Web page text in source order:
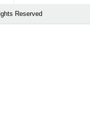
Reserved